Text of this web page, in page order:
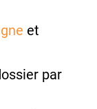
et
par